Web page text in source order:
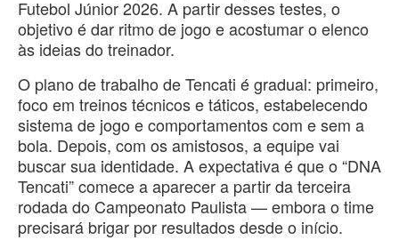
Futebol Júnior 2026. A partir desses testes, o
objetivo é dar ritmo de jogo e acostumar o elenco
às ideias do treinador.
O plano de trabalho de Tencati é gradual: primeiro,
foco em treinos técnicos e táticos, estabelecendo
sistema de jogo e comportamentos com e sem a
bola. Depois, com os amistosos, a equipe vai
buscar sua identidade. A expectativa é que o “DNA
Tencati” comece a aparecer a partir da terceira
rodada do Campeonato Paulista — embora o time
precisará brigar por resultados desde o início.